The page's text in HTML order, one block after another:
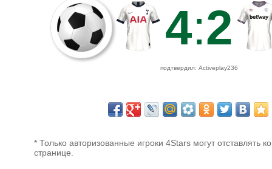
4:2
подтвердил: Activeplay236
* Только авторизованные игроки 4Stars могут отставлять
странице.